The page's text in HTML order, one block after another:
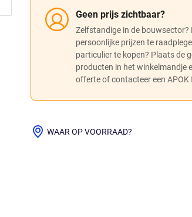
Geen prijs zichtbaar?
Zelfstandige in de bouwsector?
persoonlijke prijzen te
particulier te kopen? Plaats de
producten in het winkelmandje
offerte of contacteer een APOK
WAAR OP VOORRAAD?